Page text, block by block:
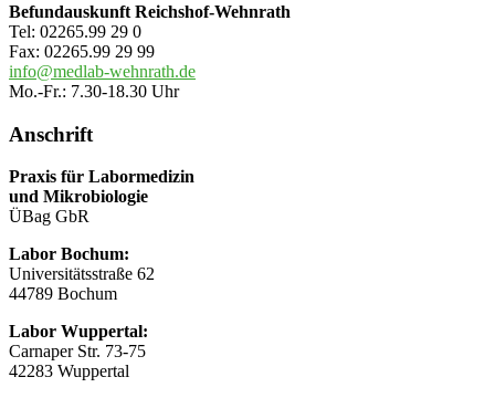
Befundauskunft Reichshof-Wehnrath
Tel: 02265.99 29 0
Fax: 02265.99 29 99
info@medlab-wehnrath.de
Mo.-Fr.: 7.30-18.30 Uhr
Anschrift
Praxis für Labormedizin
und Mikrobiologie
ÜBag GbR
Labor Bochum:
Universitätsstraße 62
44789 Bochum
Labor Wuppertal:
Carnaper Str. 73-75
42283 Wuppertal